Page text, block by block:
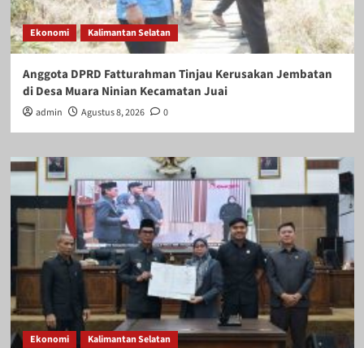
Ekonomi Kalimantan Selatan
Anggota DPRD Fatturahman Tinjau Kerusakan Jembatan
di Desa Muara Ninian Kecamatan Juai
admin Agustus 8, 2026 0
Ekonomi Kalimantan Selatan